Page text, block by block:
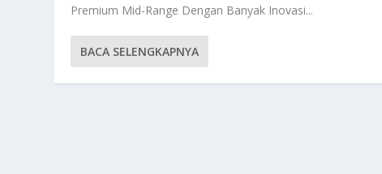
Premium Mid-Range Dengan Banyak Inovasi...
BACA SELENGKAPNYA